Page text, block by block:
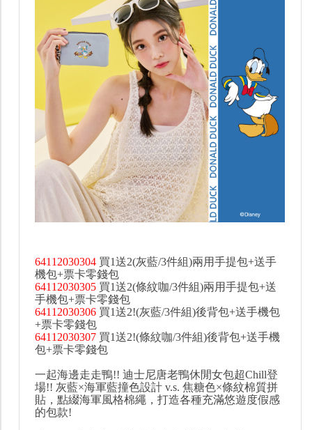
64112030304 買1送2(灰藍/3件組)兩用手提包+送手
機包+票卡零錢包
64112030305 買1送2(條紋咖/3件組)兩用手提包+送
手機包+票卡零錢包
64112030306 買1送2!(灰藍/3件組)後背包+送手機包
+票卡零錢包
64112030307 買1送2!(條紋咖/3件組)後背包+送手機
包+票卡零錢包
一起海邊走走鴨!! 迪士尼唐老鴨休閒女包超Chill登
場!! 灰藍×海軍藍撞色設計 v.s. 焦糖色×條紋棉質拼
貼，點綴海軍風格棉繩，打造各種充滿悠遊度假感
的包款!